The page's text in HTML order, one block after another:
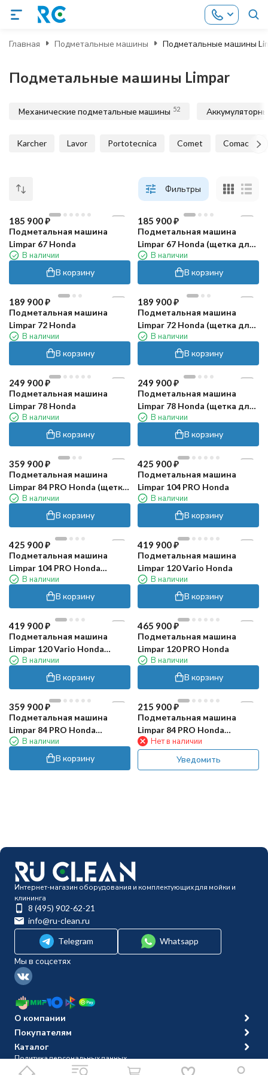
Главная Подметальные машины Подметальные машины
Подметальные машины Limpar
Механические подметальные машины 52
Karcher Lavor Portotecnica Comet Comac
Фильтры
185 900₽
Подметальная машина
Limpar 67 Honda
В наличии
В корзину
185 900₽
Подметальная машина
Limpar 67 Honda (щетка для
снега)В наличии
В корзину
189 900₽
Подметальная машина
Limpar 72 Honda
В наличии
В корзину
189 900₽
Подметальная машина
Limpar 72 Honda (щетка для
снега)В наличии
В корзину
249 900₽
Подметальная машина
Limpar 78 Honda
В наличии
В корзину
249 900₽
Подметальная машина
Limpar 78 Honda (щетка для
снега)В наличии
В корзину
359 900₽
Подметальная машина
Limpar 84 PRO Honda (щетка
для снега)
В наличии
В корзину
425 900₽
Подметальная машина
Limpar 104 PRO Honda
В наличии
В корзину
425 900₽
Подметальная машина
Limpar 104 PRO Honda
(щетка для снега)
В наличии
В корзину
419 900₽
Подметальная машина
Limpar 120 Vario Honda
В наличии
В корзину
419 900₽
Подметальная машина
Limpar 120 Vario Honda
(щетка для снега)
В наличии
В корзину
465 900₽
Подметальная машина
Limpar 120 PRO Honda
В наличии
В корзину
359 900₽
Подметальная машина
Limpar 84 PRO Honda
(универс. щетка)
В наличии
В корзину
215 900₽
Подметальная машина
Limpar 84 PRO Honda
(сегментная щетка)
Нет в наличии
Уведомить
Интернет-магазин оборудования и комплектующих для мойки и
клининга
8 (495) 902-62-21
info@ru-clean.ru
Telegram
Whatsapp
Мы в соцсетях
О компании
Покупателям
Каталог
Политика персональных данных
© 2014-2026 Ru-clean